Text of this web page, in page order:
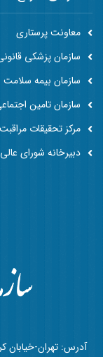
آدرس: تهران-خیابان
معاونت پرستاری
سازمان پزشکی
سازمان بیمه سلامت
سازمان تامین
مرکز تحقیقات
دبیرخانه شورای